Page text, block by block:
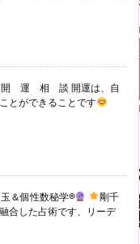
開 運 相 談 開運は、自
とができることです
＆個性数秘学®
剛千
合した占術です、リーデ